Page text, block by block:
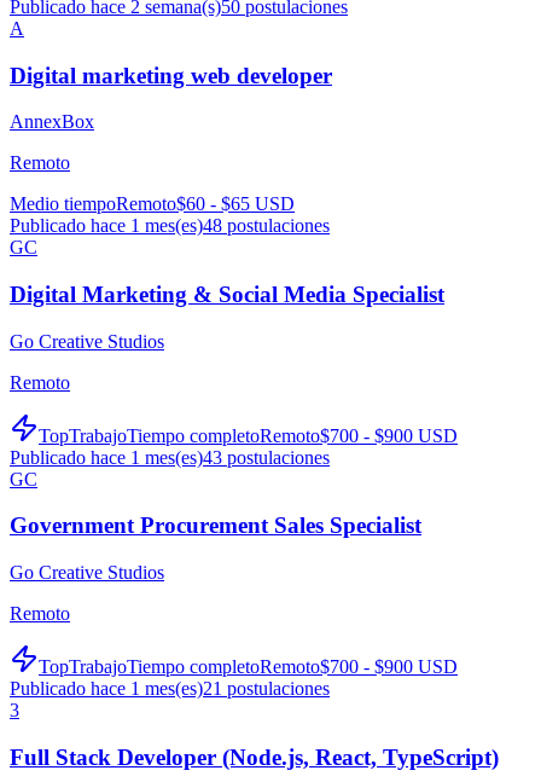
Publicado hace 2 semana(s)50 postulaciones
A
Digital marketing web developer
AnnexBox
Remoto
Medio tiempoRemoto$60 - $65 USD
Publicado hace 1 mes(es)48 postulaciones
GC
Digital Marketing & Social Media Specialist
Go Creative Studios
Remoto
TopTrabajoTiempo completoRemoto$700 - $900 USD
Publicado hace 1 mes(es)43 postulaciones
GC
Government Procurement Sales Specialist
Go Creative Studios
Remoto
TopTrabajoTiempo completoRemoto$700 - $900 USD
Publicado hace 1 mes(es)21 postulaciones
3
Full Stack Developer (Node.js, React, TypeScript)